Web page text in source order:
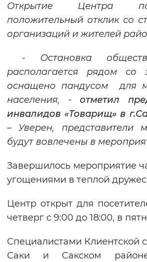
Открытие Центра
положительный отклик со
организаций и жителей
- Остановка
располагается рядом со
оснащено пандусом для
населения, - отметил
инвалидов «Товарищ» в
–Уверен, представители
будут вовлечены в
Завершилось мероприятие
угощениями в теплой
Центр открыт для
четверг с 9:00 до 18:00, в
Специалистами
Саки и Сакском